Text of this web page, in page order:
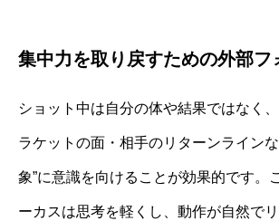
集中力を取り戻すための外部フ
ショット中は自分の体や結果ではなく
ラケットの面・相手のリターンライン
象”に意識を向けることが効果的です。
ーカスは思考を軽くし、動作が自然で